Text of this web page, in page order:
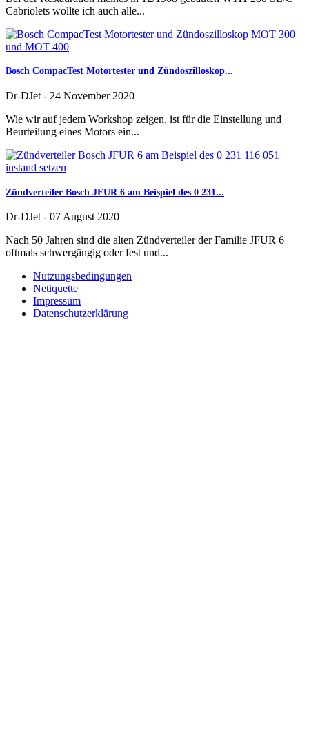
Cabriolets wollte ich auch alle...
Bosch CompacTest Motortester und Zündoszilloskop...
Dr-DJet - 24 November 2020
Wie wir auf jedem Workshop zeigen, ist für die Einstellung und
Beurteilung eines Motors ein...
Zündverteiler Bosch JFUR 6 am Beispiel des 0 231...
Dr-DJet - 07 August 2020
Nach 50 Jahren sind die alten Zündverteiler der Familie JFUR 6
oftmals schwergängig oder fest und...
Nutzungsbedingungen
Netiquette
Impressum
Datenschutzerklärung